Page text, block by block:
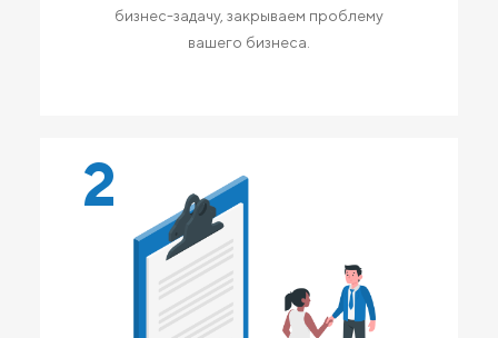
бизнес-задачу, закрываем проблему
вашего бизнеса.
2